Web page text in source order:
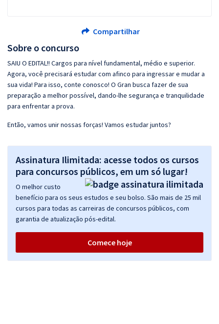
Sobre o concurso
SAIU O EDITAL!! Cargos para nível fundamental, médio e superior.
Agora, você precisará estudar com afinco para ingressar e mudar a
sua vida! Para isso, conte conosco! O Gran busca fazer de sua
preparação a melhor possível, dando-lhe segurança e tranquilidade
para enfrentar a prova.
Então, vamos unir nossas forças! Vamos estudar juntos?
Assinatura Ilimitada: acesse todos os cursos
para concursos públicos, em um só lugar!
O melhor custo
benefício para os seus estudos e seu bolso. São mais de 25 mil
cursos para todas as carreiras de concursos públicos, com
garantia de atualização pós-edital.
Comece hoje
Compartilhar